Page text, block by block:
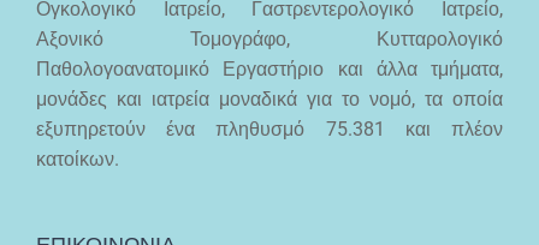
Ογκολογικό Ιατρείο, Γαστρεντερολογικό Ιατρείο,
Αξονικό Τομογράφο, Κυτταρολογικό
Παθολογοανατομικό Εργαστήριο και άλλα τμήματα,
μονάδες και ιατρεία μοναδικά για το νομό, τα οποία
εξυπηρετούν ένα πληθυσμό 75.381 και πλέον
κατοίκων.